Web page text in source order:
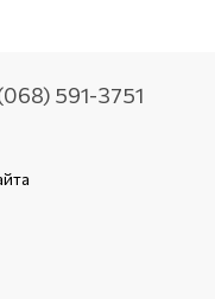
591-3751